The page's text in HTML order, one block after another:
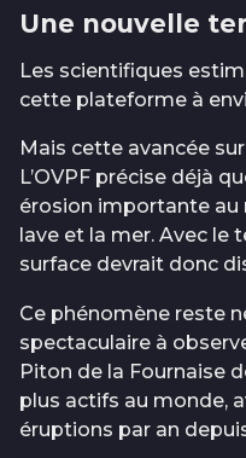
Une nouvelle
Les scientifiques
cette plateforme à
Mais cette avancée
L’OVPF précise déjà
érosion importante au
lave et la mer. Avec
surface devrait donc
Ce phénomène reste
spectaculaire à
Piton de la Fournaise
plus actifs au monde,
éruptions par an